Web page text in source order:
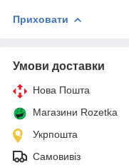
Приховати
Умови доставки
Нова Пошта
Магазини Rozetka
Укрпошта
Самовивіз